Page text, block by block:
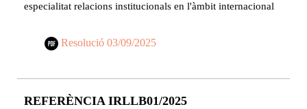
especialitat relacions institucionals en l'àmbit internacional
Resolució 03/09/2025
REFERÈNCIA IRLLB01/2025